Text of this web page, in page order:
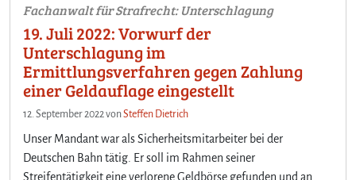
Fachanwalt für Strafrecht: Unterschlagung
19. Juli 2022: Vorwurf der
Unterschlagung im
Ermittlungsverfahren gegen Zahlung
einer Geldauflage eingestellt
12. September 2022vonSteffen Dietrich
Unser Mandant war als Sicherheitsmitarbeiter bei der
Deutschen Bahn tätig. Er soll im Rahmen seiner
Streifentätigkeit eine verlorene Geldbörse gefunden und an